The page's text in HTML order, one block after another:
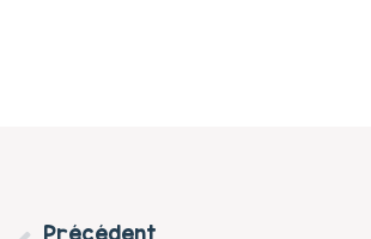
Précédent